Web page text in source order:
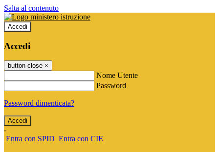
Salta al contenuto
Accedi
Accedi
button close ×
Nome Utente
Password
Password dimenticata?
-
Entra con SPID Entra con CIE